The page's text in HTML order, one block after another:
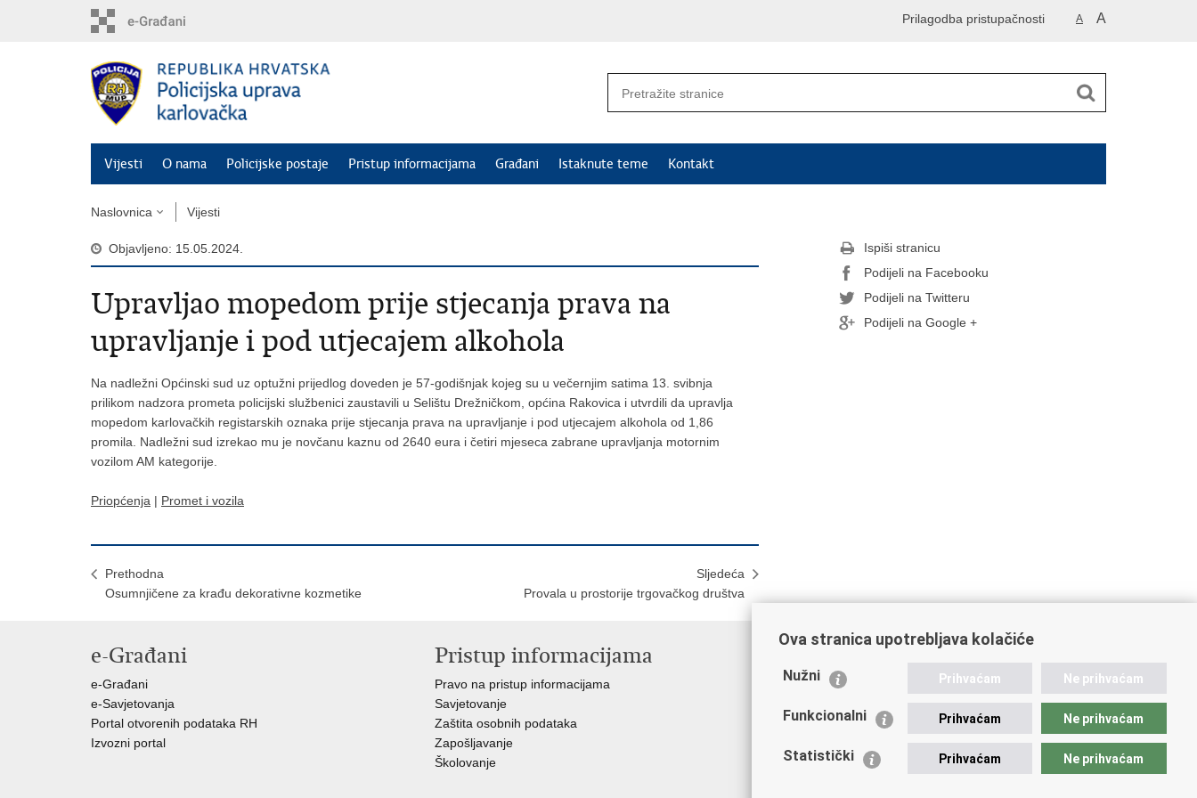
A A
Prilagodba pristupačnosti
Vijesti O nama Policijske postaje Pristup informacijama Građani Istaknute teme Kontakt
Naslovnica Vijesti
Objavljeno: 15.05.2024.
Upravljao mopedom prije stjecanja prava na
upravljanje i pod utjecajem alkohola
Na nadležni Općinski sud uz optužni prijedlog doveden je 57-godišnjak kojeg su u večernjim satima 13. svibnja
prilikom nadzora prometa policijski službenici zaustavili u Selištu Drežničkom, općina Rakovica i utvrdili da upravlja
mopedom karlovačkih registarskih oznaka prije stjecanja prava na upravljanje i pod utjecajem alkohola od 1,86
promila. Nadležni sud izrekao mu je novčanu kaznu od 2640 eura i četiri mjeseca zabrane upravljanja motornim
vozilom AM kategorije.
Priopćenja | Promet i vozila
Prethodna
Osumnjičene za krađu dekorativne kozmetike
Sljedeća
Provala u prostorije trgovačkog društva
Ispiši stranicu
Podijeli na Facebooku
Podijeli na Twitteru
Podijeli na Google +
e-Građani
e-Građani
e-Savjetovanja
Portal otvorenih podataka RH
Izvozni portal
Pristup informacijama
Pravo na pristup informacijama
Savjetovanje
Zaštita osobnih podataka
Zapošljavanje
Školovanje
Važne poveznice
Ministarstvo unutarnjih poslova
Udruge
Policijska akademija
Ova stranica upotrebljava kolačiće
Nužni Prihvaćam Ne prihvaćam
Funkcionalni Prihvaćam Ne prihvaćam
Statistički Prihvaćam Ne prihvaćam